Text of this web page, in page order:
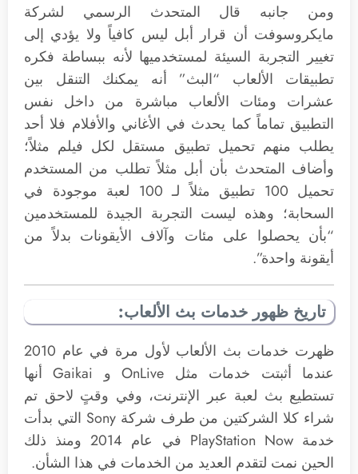
ومن جانبه قال المتحدث الرسمي لشركة
مايكروسوفت أن قرار أبل ليس كافياً ولا يؤدي إلى
تغيير التجربة السيئة لمستخدميها لأنه ببساطة فكره
تطبيقات الألعاب “البث” أنه يمكنك التنقل بين
عشرات ومئات الألعاب مباشرة من داخل نفس
التطبيق تماماً كما يحدث في الأغاني والأفلام فلا أحد
يطلب منهم تحميل تطبيق مستقل لكل فيلم مثلاً؛
وأضاف المتحدث بأن أبل مثلاً تطلب من المستخدم
تحميل 100 تطبيق مثلاً لـ 100 لعبة موجودة في
السحابة؛ وهذه ليست التجربة الجيدة للمستخدمين
“بأن يحصلوا على مئات وآلاف الأيقونات بدلاً من
أيقونة واحدة”.
تاريخ ظهور خدمات بث الألعاب:
ظهرت خدمات بث الألعاب لأول مرة في عام 2010
عندما أثبتت خدمات مثل OnLive و Gaikai أنها
تستطيع بث لعبة عبر الإنترنت، وفي وقتٍ لاحق تم
شراء كلا الشركتين من طرف شركة Sony التي بدأت
خدمة PlayStation Now في عام 2014 ومنذ ذلك
الحين نمت لتقدم العديد من الخدمات في هذا الشأن.